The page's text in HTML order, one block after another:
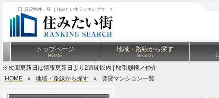
【】賃貸物件一覧 ｜住みたい街ランキングサーチ
トップページ
HOME
地域・路線から探す
Search
※次回更新日は情報更新日より2週間以内 | 取引態様／仲介
HOME
» 地域・路線から探す » 賃貸マンション一覧